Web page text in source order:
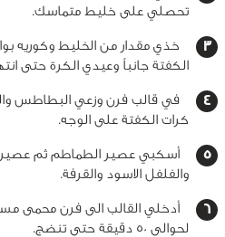
تحصلي على خليط متماسك.
خذي مقدار من الخليط وكوريه
الكفتة جانباً وعيدي الكرة حتى
في قالب فرن وزعي البطاطس
كرات الكفتة على الوجه.
أسكبي عصير الطماطم ثم عصير
والفلفل الاسود والقرفة.
لحوالى 50 دقيقة حتى تنضج.